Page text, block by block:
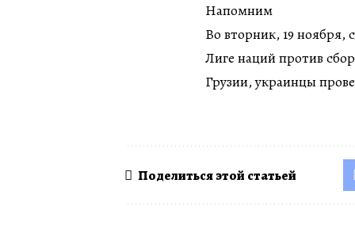
Напомним
Во вторник, 19 ноября,
Лиге наций против
Грузии, украинцы
Поделиться этой статьей